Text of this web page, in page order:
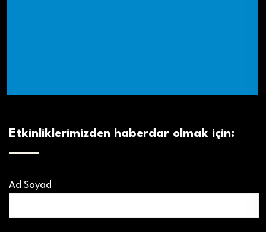
Etkinliklerimizden haberdar olmak için:
Ad Soyad